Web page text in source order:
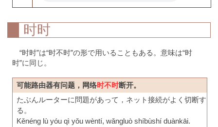
时时
“时时”は“时不时”の形で用いることもある。意味は“时
时”に同じ。
可能路由器有问题，网络时不时断开。
たぶんルーターに問題があって，ネット接続がよく切断す
る。
Kěnéng lù yóu qì yǒu wèntí, wǎngluò shíbùshí duànkāi.